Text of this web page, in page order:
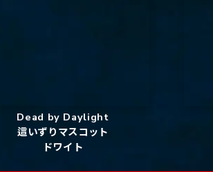
Dead by Daylight
這いずりマスコット
ドワイト